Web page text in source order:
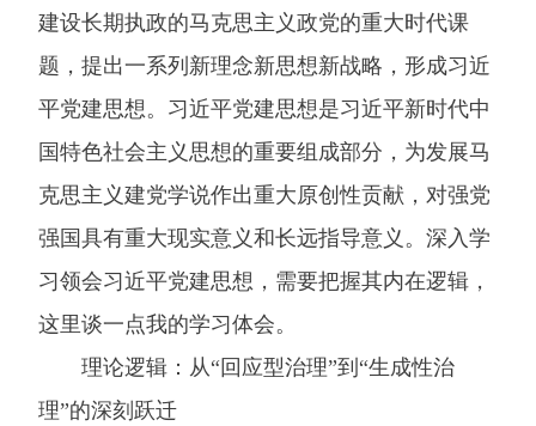
建设长期执政的马克思主义政党的重大时代课
题，提出一系列新理念新思想新战略，形成习近
平党建思想。习近平党建思想是习近平新时代中
国特色社会主义思想的重要组成部分，为发展马
克思主义建党学说作出重大原创性贡献，对强党
强国具有重大现实意义和长远指导意义。深入学
习领会习近平党建思想，需要把握其内在逻辑，
这里谈一点我的学习体会。
理论逻辑：从“回应型治理”到“生成性治
理”的深刻跃迁